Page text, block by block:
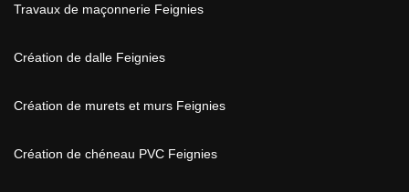
Travaux de maçonnerie Feignies
Création de dalle Feignies
Création de murets et murs Feignies
Création de chéneau PVC Feignies